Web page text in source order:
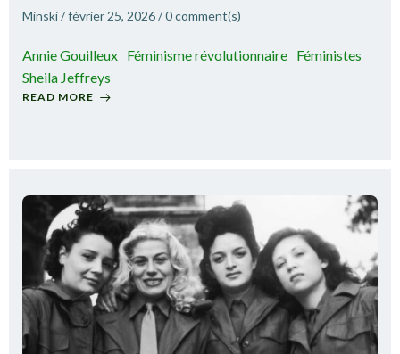
Minski/février 25, 2026/0comment(s)
Annie Gouilleux Féminisme révolutionnaire Féministes
Sheila Jeffreys
READ MORE